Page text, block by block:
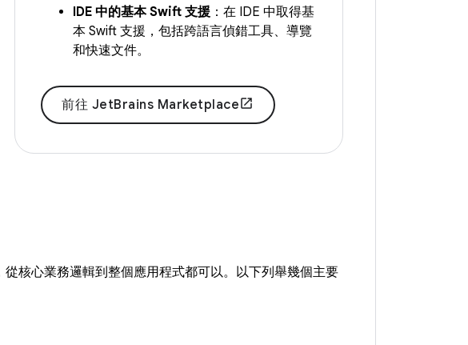
IDE 中的基本 Swift 支援 ：在 IDE 中取得基
本 Swift 支援，包括跨語言偵錯工具、導覽
和快速文件。
前往 JetBrains Marketplace
核心業務邏輯到整個應用程式都可以。以下列舉幾個主要